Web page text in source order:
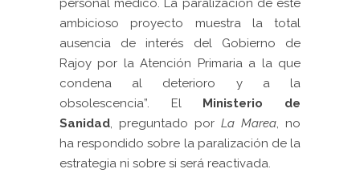
personal médico. La paralización de este
ambicioso proyecto muestra la total
ausencia de interés del Gobierno de
Rajoy por la Atención Primaria a la que
condena al deterioro y a la
obsolescencia”. El Ministerio de
Sanidad, preguntado por La Marea, no
ha respondido sobre la paralización de la
estrategia ni sobre si será reactivada.